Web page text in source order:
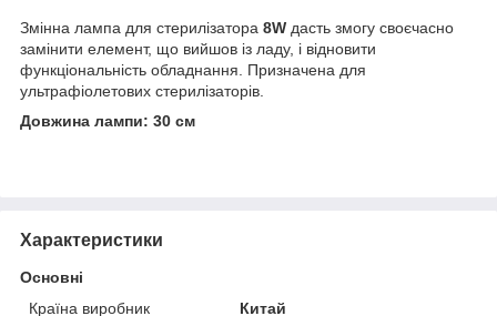
Змінна лампа для стерилізатора 8W дасть змогу своєчасно
замінити елемент, що вийшов із ладу, і відновити
функціональність обладнання. Призначена для
ультрафіолетових стерилізаторів.
Довжина лампи: 30 см
Характеристики
Основні
Країна виробник
Китай